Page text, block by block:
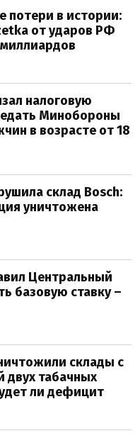
потери в истории:
от ударов РФ
налоговую
Минобороны
в возрасте от 18
склад Bosch:
уничтожена
Центральный
базовую ставку –
склады с
двух табачных
ли дефицит